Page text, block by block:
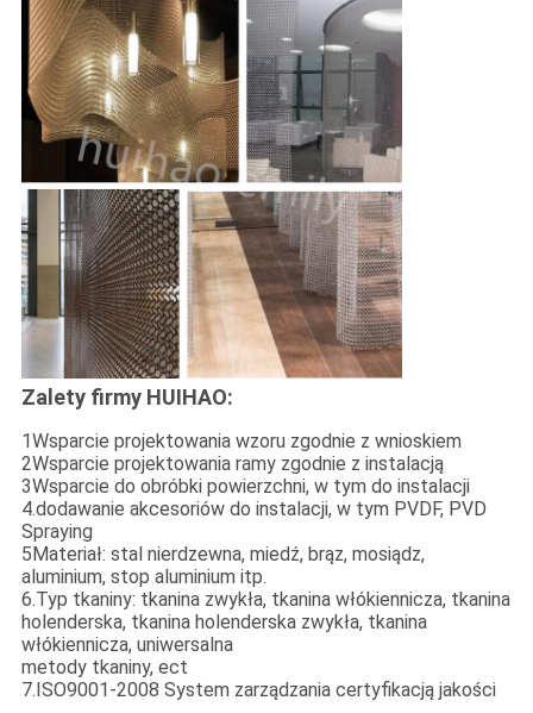
Zalety firmy HUIHAO:
1Wsparcie projektowania wzoru zgodnie z wnioskiem
2Wsparcie projektowania ramy zgodnie z instalacją
3Wsparcie do obróbki powierzchni, w tym do instalacji
4.dodawanie akcesoriów do instalacji, w tym PVDF, PVD
Spraying
5Materiał: stal nierdzewna, miedź, brąz, mosiądz,
aluminium, stop aluminium itp.
6.Typ tkaniny: tkanina zwykła, tkanina włókiennicza, tkanina
holenderska, tkanina holenderska zwykła, tkanina
włókiennicza, uniwersalna
metody tkaniny, ect
7.ISO9001-2008 System zarządzania certyfikacją jakości